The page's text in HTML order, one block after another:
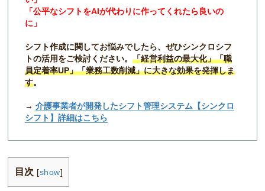
「公平なシフトをAIが代わりに作ってくれたら良いの
に」
シフト作成に関してお悩みでしたら、ぜひシンクロシフ
トの活用をご検討ください。「経営利益の最大化」「職
員定着率UP」「業務工数削減」に大きな効果を発揮しま
す。
→介護事業者が開発したシフト管理システム【シンクロ
シフト】詳細はこちら
目次 [show]